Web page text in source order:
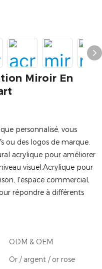
Miroir En
personnalisé, vous
ou des logos de marque.
acrylique pour améliorer
visuel.Acrylique pour
l'espace commercial,
répondre à différents
ODM & OEM
Or / argent / or rose